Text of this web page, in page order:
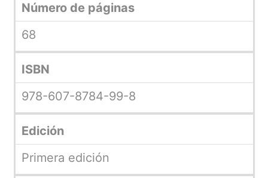
Número de páginas
68
ISBN
978-607-8784-99-8
Edición
Primera edición